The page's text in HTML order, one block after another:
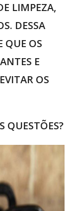
LIMPEZA,
DESSA
QUE OS
E
OS
QUESTÕES?